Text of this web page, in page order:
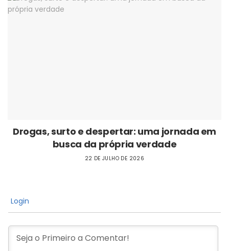
Drogas, surto e despertar: uma jornada em
busca da própria verdade
22 DE JULHO DE 2026
Login